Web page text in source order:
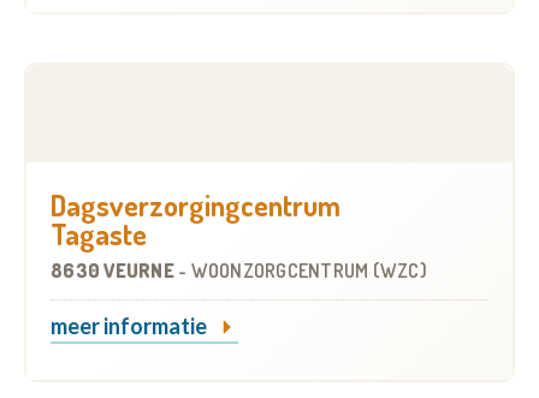
Dagsverzorgingcentrum
Tagaste
8630 VEURNE - WOONZORGCENTRUM (WZC)
meer informatie